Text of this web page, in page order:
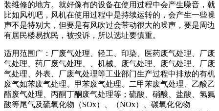
装维修的地方。就好像有的设备在使用过程中会产生噪音，就
比如风机吧，风机在使用过程中是持续运转的，会产生一些噪
声不是特别大，但要是有风吹过会带动很大的噪声，要是周边
有居民楼易扰民，被投诉，所以选址要慎重。
适用范围广：厂废气处理、轻工、印染、医药废气处理、厂废
气处理、药厂废气处理、、机械、废气处理、废气处理、厂废
气处理、外表、厂废气处理等工业部门生产过程中排放的有机
废气如苯废气处理、甲苯废气处理、二甲苯废气处理、乙酸乙
酯废气处理、丙酮丁酮废气处理等；硫酸、硝酸、盐酸、氢氟
酸等尾气及硫氧化物（SOx）、（NOx）、碳氧化化物